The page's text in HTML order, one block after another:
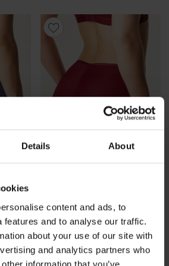
Details About
content and ads, to
features and to analyse our traffic.
about your use of our site with
and analytics partners who
information that you’ve
s
Klasične gaćice Today s
visokim strukom
19,99 €akcija 3+1 GRATIS
15,99 €
Kod GET20